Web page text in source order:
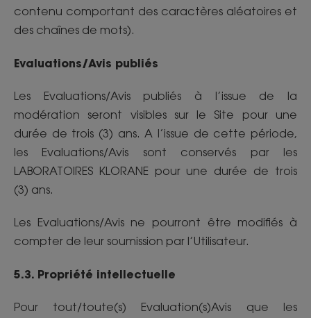
contenu comportant des caractères aléatoires et
des chaînes de mots).
Evaluations/Avis publiés
Les Evaluations/Avis publiés à l’issue de la
modération seront visibles sur le Site pour une
durée de trois (3) ans. A l’issue de cette période,
les Evaluations/Avis sont conservés par les
LABORATOIRES KLORANE pour une durée de trois
(3) ans.
Les Evaluations/Avis ne pourront être modifiés à
compter de leur soumission par l’Utilisateur.
5.3. Propriété intellectuelle
Pour tout/toute(s) Evaluation(s)Avis que les